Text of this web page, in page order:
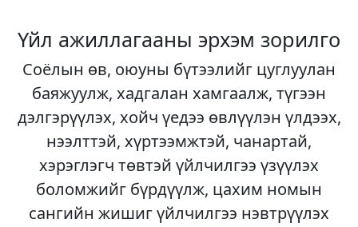
Үйл ажиллагааны эрхэм зорилго
Соёлын өв, оюуны бүтээлийг цуглуулан
баяжуулж, хадгалан хамгаалж, түгээн
дэлгэрүүлэх, хойч үедээ өвлүүлэн үлдээх,
нээлттэй, хүртээмжтэй, чанартай,
хэрэглэгч төвтэй үйлчилгээ үзүүлэх
боломжийг бүрдүүлж, цахим номын
сангийн жишиг үйлчилгээ нэвтрүүлэх